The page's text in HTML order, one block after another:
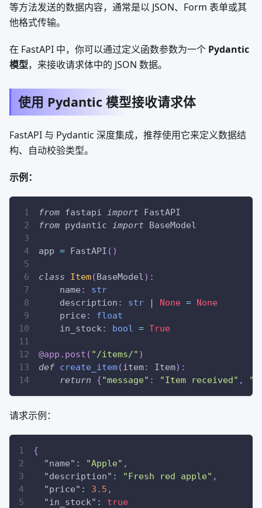
等方法发送的数据内容，通常是以 JSON、Form 表单或其
他格式传输。
在 FastAPI 中，你可以通过定义函数参数为一个 Pydantic
模型，来接收请求体中的 JSON 数据。
使用 Pydantic 模型接收请求体
FastAPI 与 Pydantic 深度集成，推荐使用它来定义数据结
构、自动校验类型。
示例：
from fastapi import FastAPI
from pydantic import BaseModel
app = FastAPI ( )
class Item(BaseModel) :
    name
:
str
    description
: str | None = None
    price
:
float
    in_stock
: bool = True
@app . post ( "/items/" )
def create_item(item: Item) :
return
{"message" : "Item received" ,
请求示例：
{
"name" : "Apple" ,
"description" : "Fresh red apple" ,
"price" : 3.5 ,
"in_stock" :
true